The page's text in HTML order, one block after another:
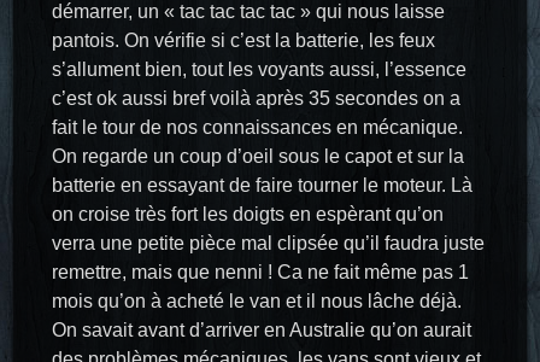
démarrer, un « tac tac tac tac » qui nous laisse
pantois. On vérifie si c’est la batterie, les feux
s’allument bien, tout les voyants aussi, l’essence
c’est ok aussi bref voilà après 35 secondes on a
fait le tour de nos connaissances en mécanique.
On regarde un coup d’oeil sous le capot et sur la
batterie en essayant de faire tourner le moteur. Là
on croise très fort les doigts en espèrant qu’on
verra une petite pièce mal clipsée qu’il faudra juste
remettre, mais que nenni ! Ca ne fait même pas 1
mois qu’on à acheté le van et il nous lâche déjà.
On savait avant d’arriver en Australie qu’on aurait